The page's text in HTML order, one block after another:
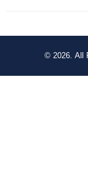
© 2026. All